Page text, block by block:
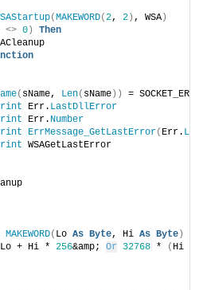
(MAKEWORD(2, 2) , WSA)
<> 0)
Then
( sName, Len( sName))
=
Err. LastDllError
Err. Number
ErrMessage_GetLastError( Err.
WSAGetLastError
MAKEWORD( Lo As Byte, Hi As Byte)
+ Hi *
256&amp; Or 32768 * ( Hi